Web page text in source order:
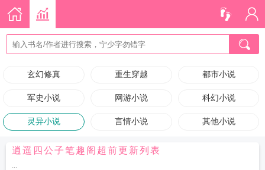
玄幻修真 重生穿越 都市小说
军史小说 网游小说 科幻小说
灵异小说 言情小说 其他小说
逍遥四公子笔趣阁超前更新列表
...